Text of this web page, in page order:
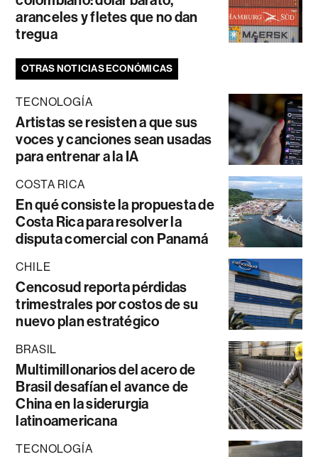
aranceles y fletes que no dan
tregua
OTRAS NOTICIAS ECONÓMICAS
TECNOLOGÍA
Artistas se resisten a que sus
voces y canciones sean usadas
para entrenar a la IA
COSTA RICA
En qué consiste la propuesta de
Costa Rica para resolver la
disputa comercial con Panamá
CHILE
Cencosud reporta pérdidas
trimestrales por costos de su
nuevo plan estratégico
BRASIL
Multimillonarios del acero de
Brasil desafían el avance de
China en la siderurgia
latinoamericana
TECNOLOGÍA